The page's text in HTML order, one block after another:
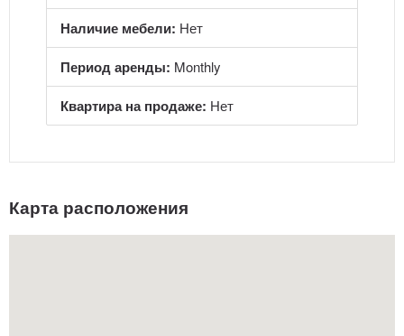
Наличие мебели: Нет
Период аренды: Monthly
Квартира на продаже: Нет
Карта расположения